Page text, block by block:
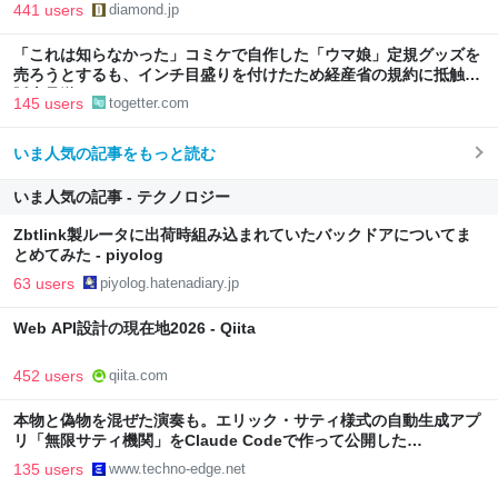
441 users diamond.jp
「これは知らなかった」コミケで自作した「ウマ娘」定規グッズを
売ろうとするも、インチ目盛りを付けたため経産省の規約に抵触、
販売見送りに
145 users togetter.com
いま人気の記事をもっと読む
いま人気の記事 - テクノロジー
Zbtlink製ルータに出荷時組み込まれていたバックドアについてま
とめてみた - piyolog
63 users piyolog.hatenadiary.jp
Web API設計の現在地2026 - Qiita
452 users qiita.com
本物と偽物を混ぜた演奏も。エリック・サティ様式の自動生成アプ
リ「無限サティ機関」をClaude Codeで作って公開した
（CloseBox） | テクノエッジ TechnoEdge
135 users www.techno-edge.net